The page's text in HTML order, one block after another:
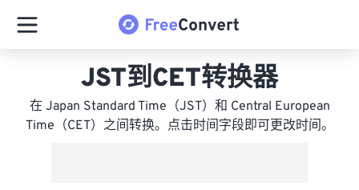
JST到CET转换器
在 Japan Standard Time（JST）和 Central European
Time（CET）之间转换。点击时间字段即可更改时间。